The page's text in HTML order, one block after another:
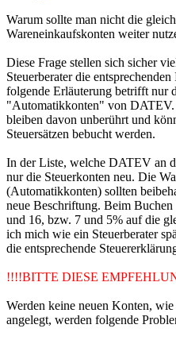
Warum sollte man nicht die
Wareneinkaufskonten weiter
Diese Frage stellen sich sicher
Steuerberater die
folgende Erläuterung betrifft nur
"Automatikkonten" von
bleiben davon unberührt und
Steuersätzen bebucht werden.
In der Liste, welche DATEV an
nur die Steuerkonten neu. Die
(Automatikkonten) sollten
neue Beschriftung. Beim
und 16, bzw. 7 und 5% auf die
ich mich wie ein Steuerberater
die entsprechende
!!!!BITTE DIESE
Werden keine neuen Konten,
angelegt, werden folgende